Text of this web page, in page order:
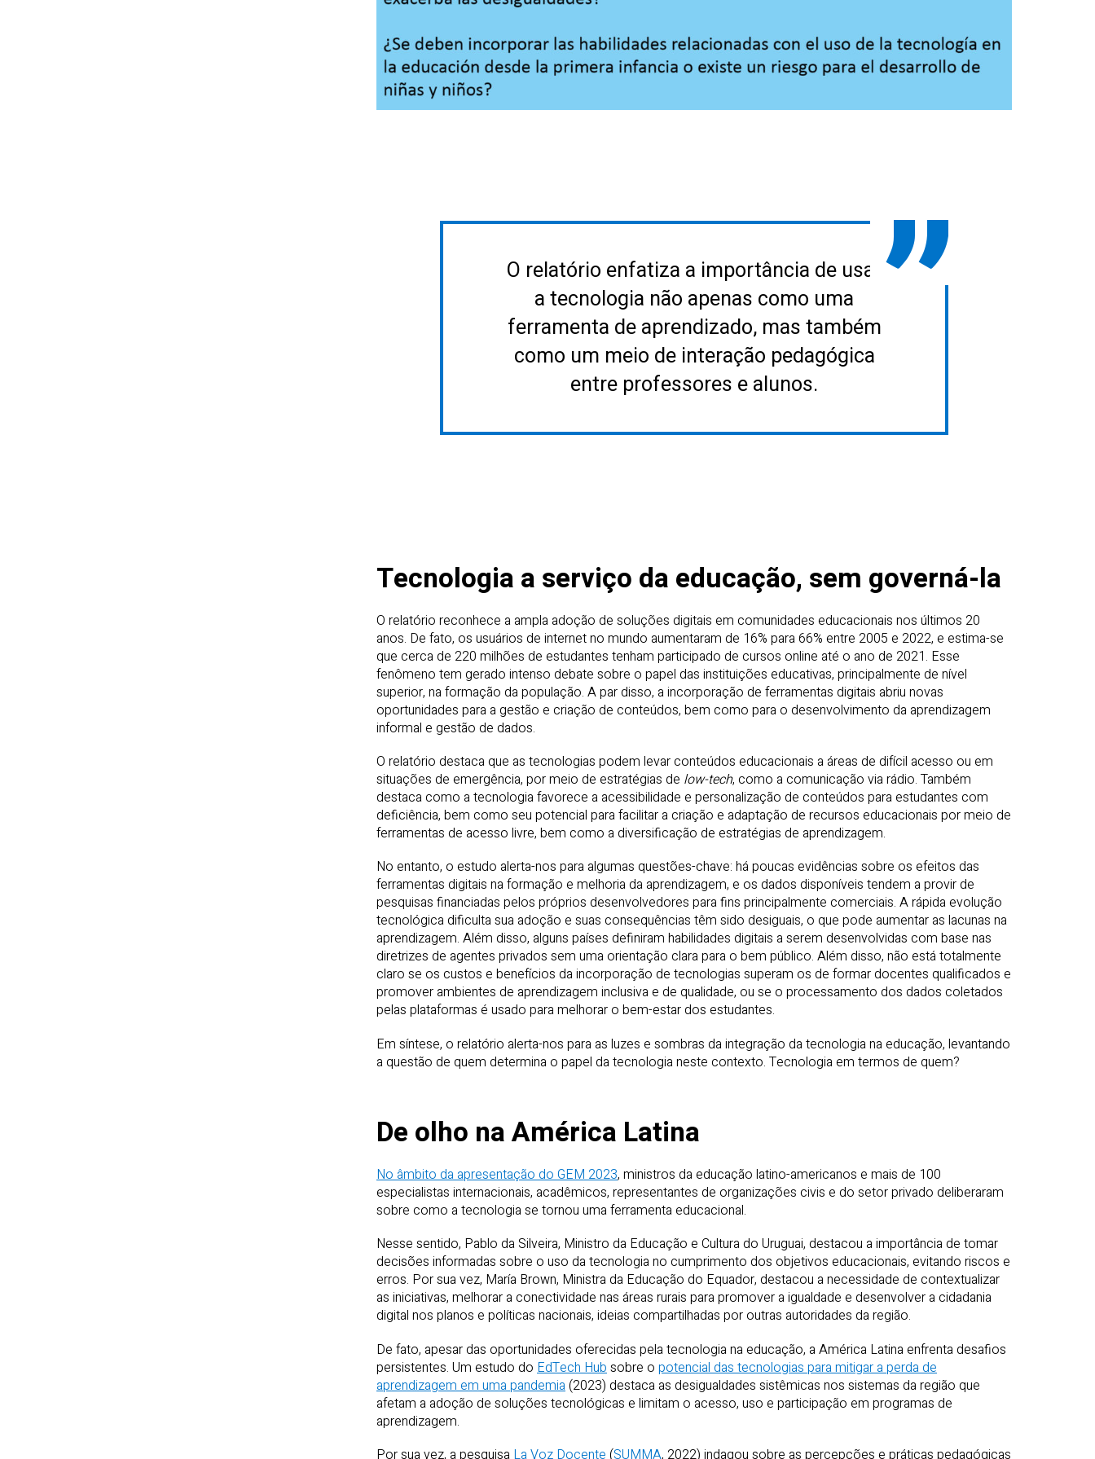
O relatório enfatiza a importância de usar
a tecnologia não apenas como uma
ferramenta de aprendizado, mas também
como um meio de interação pedagógica
entre professores e alunos.
Tecnologia a serviço da educação, sem governá-la
O relatório reconhece a ampla adoção de soluções digitais em comunidades educacionais nos últimos 20
anos. De fato, os usuários de internet no mundo aumentaram de 16% para 66% entre 2005 e 2022, e estima-se
que cerca de 220 milhões de estudantes tenham participado de cursos online até o ano de 2021. Esse
fenômeno tem gerado intenso debate sobre o papel das instituições educativas, principalmente de nível
superior, na formação da população. A par disso, a incorporação de ferramentas digitais abriu novas
oportunidades para a gestão e criação de conteúdos, bem como para o desenvolvimento da aprendizagem
informal e gestão de dados.
O relatório destaca que as tecnologias podem levar conteúdos educacionais a áreas de difícil acesso ou em
situações de emergência, por meio de estratégias de low-tech, como a comunicação via rádio. Também
destaca como a tecnologia favorece a acessibilidade e personalização de conteúdos para estudantes com
deficiência, bem como seu potencial para facilitar a criação e adaptação de recursos educacionais por meio de
ferramentas de acesso livre, bem como a diversificação de estratégias de aprendizagem.
No entanto, o estudo alerta-nos para algumas questões-chave: há poucas evidências sobre os efeitos das
ferramentas digitais na formação e melhoria da aprendizagem, e os dados disponíveis tendem a provir de
pesquisas financiadas pelos próprios desenvolvedores para fins principalmente comerciais. A rápida evolução
tecnológica dificulta sua adoção e suas consequências têm sido desiguais, o que pode aumentar as lacunas na
aprendizagem. Além disso, alguns países definiram habilidades digitais a serem desenvolvidas com base nas
diretrizes de agentes privados sem uma orientação clara para o bem público. Além disso, não está totalmente
claro se os custos e benefícios da incorporação de tecnologias superam os de formar docentes qualificados e
promover ambientes de aprendizagem inclusiva e de qualidade, ou se o processamento dos dados coletados
pelas plataformas é usado para melhorar o bem-estar dos estudantes.
Em síntese, o relatório alerta-nos para as luzes e sombras da integração da tecnologia na educação, levantando
a questão de quem determina o papel da tecnologia neste contexto. Tecnologia em termos de quem?
De olho na América Latina
No âmbito da apresentação do GEM 2023, ministros da educação latino-americanos e mais de 100
especialistas internacionais, acadêmicos, representantes de organizações civis e do setor privado deliberaram
sobre como a tecnologia se tornou uma ferramenta educacional.
Nesse sentido, Pablo da Silveira, Ministro da Educação e Cultura do Uruguai, destacou a importância de tomar
decisões informadas sobre o uso da tecnologia no cumprimento dos objetivos educacionais, evitando riscos e
erros. Por sua vez, María Brown, Ministra da Educação do Equador, destacou a necessidade de contextualizar
as iniciativas, melhorar a conectividade nas áreas rurais para promover a igualdade e desenvolver a cidadania
digital nos planos e políticas nacionais, ideias compartilhadas por outras autoridades da região.
De fato, apesar das oportunidades oferecidas pela tecnologia na educação, a América Latina enfrenta desafios
persistentes. Um estudo do EdTech Hub sobre o potencial das tecnologias para mitigar a perda de
aprendizagem em uma pandemia(2023) destaca as desigualdades sistêmicas nos sistemas da região que
afetam a adoção de soluções tecnológicas e limitam o acesso, uso e participação em programas de
aprendizagem.
Por sua vez, a pesquisa La Voz Docente (SUMMA, 2022) indagou sobre as percepções e práticas pedagógicas